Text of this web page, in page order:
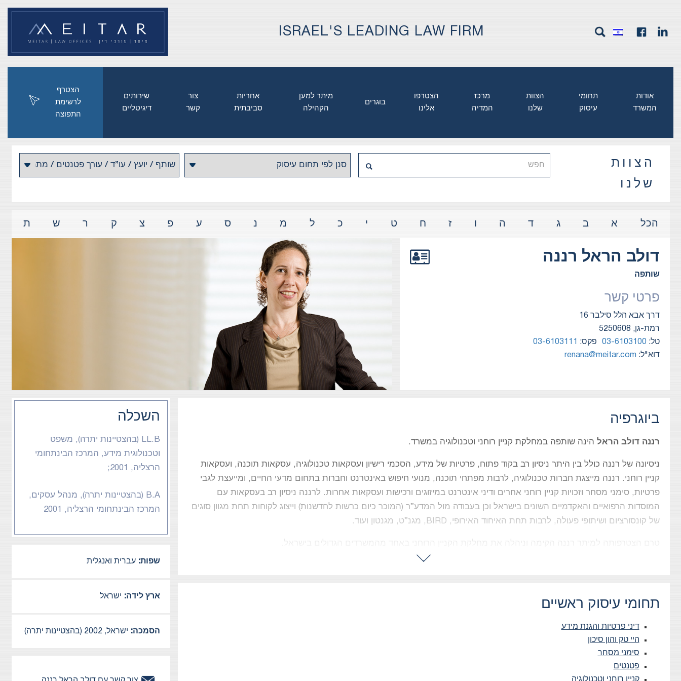
ISRAEL'S LEADING LAW FIRM
אודות
המשרד
תחומי
עיסוק
הצוות
שלנו
מרכז
המדיה
הצטרפו
אלינו
בוגרים
מיתר למען
הקהילה
אחריות
סביבתית
צור
קשר
שירותים
דיגיטליים
הצטרף
לרשימת
התפוצה
הצוות
שלנו
א ב ג ד ה ז ח ט י כ ל מ נ ס ע פ צ ק ר ש ת
דולב הראל רננה
שותפה
פרטי קשר
דרך אבא הלל סילבר 16
רמת-גן, 5250608
טל: 03-6103100 פקס:
03-6103111
דוא"ל: renana@meitar.com
ביוגרפיה
רננה דולב הראל הינה שותפה במחלקת קניין רוחני וטכנולוגיה במשרד.
ניסיונה של רננה כולל בין היתר ניסיון רב בקוד פתוח, פרטיות של מידע, הסכמי רישיון ועסקאות טכנולוגיה, עסקאות תוכנה, ועסקאות
קניין רוחני. רננה מייצגת חברות טכנולוגיה, לרבות מפתחי תוכנה, מנועי חיפוש באינטרנט וחברות בתחום מדעי החיים, ומייעצת לגבי
פרטיות, סימני מסחר וזכויות קניין רוחני אחרים ודיני אינטרנט במיזוגים ורכישות ועסקאות אחרות. לרננה ניסיון רב בעסקאות עם
המוסדות הרפואיים והאקדמיים השונים בישראל וכן בעבודה מול המדע”ר (המוכר כיום כרשות לחדשנות) וייצוג לקוחות תחת מגוון סוגים
של קונסורציום ושיתופי פעולה, לרבות תחת האיחוד האירופי, BIRD, מגנ”ט, מגנטון ועוד.
תחומי עיסוק ראשיים
דיני פרטיות והגנת מידע
היי טק והון סיכון
סימני מסחר
פטנטים
קניין רוחני וטכנולוגיה
השכלה
LL.B (בהצטיינות יתרה), משפט
וטכנולוגית מידע, המרכז הבינתחומי
הרצליה, 2001;
B.A (בהצטיינות יתרה), מנהל עסקים,
המרכז הבינתחומי הרצליה, 2001
שפות: עברית ואנגלית
ארץ לידה: ישראל
הסמכה: ישראל, 2002 (בהצטיינות יתרה)